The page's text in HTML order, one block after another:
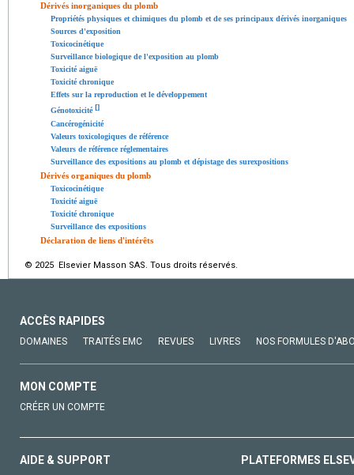
Dérivés inorganiques du plomb
Propriétés physiques et chimiques du plomb et de ses principaux dérivés inorganiques
Sources d'exposition
Toxicocinétique
Surveillance biologique de l'exposition au plomb
Toxicité aiguë
Toxicité chronique
Effets sur la reproduction et le développement
Génotoxicité[]
Cancérogénicité
Valeurs toxicologiques de référence
Valeurs de référence réglementaires
Surveillance des expositions au plomb et dépistage des surexpositions
Dérivés organiques du plomb
Toxicocinétique
Toxicité aiguë
Toxicité chronique
Surveillance des expositions
Déclaration de liens d'intérêts
© 2025 Elsevier Masson SAS. Tous droits réservés.
ACCÈS RAPIDES
DOMAINES TRAITÉS EMC REVUES LIVRES NOS FORMULES
MON COMPTE
CRÉER UN COMPTE
AIDE & SUPPORT PLATEFORMES